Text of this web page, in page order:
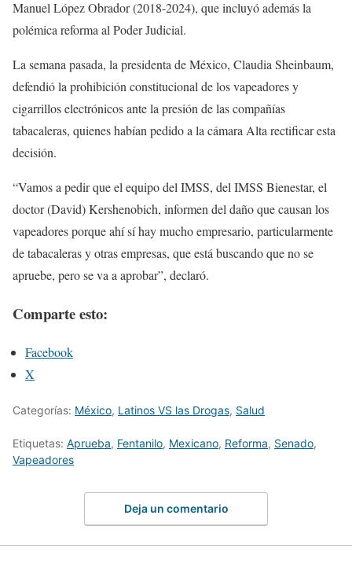
Manuel López Obrador (2018-2024), que incluyó además la
polémica reforma al Poder Judicial.
La semana pasada, la presidenta de México, Claudia Sheinbaum,
defendió la prohibición constitucional de los vapeadores y
cigarrillos electrónicos ante la presión de las compañías
tabacaleras, quienes habían pedido a la cámara Alta rectificar esta
decisión.
“Vamos a pedir que el equipo del IMSS, del IMSS Bienestar, el
doctor (David) Kershenobich, informen del daño que causan los
vapeadores porque ahí sí hay mucho empresario, particularmente
de tabacaleras y otras empresas, que está buscando que no se
apruebe, pero se va a aprobar”, declaró.
Comparte esto:
Facebook
X
Categorías: México, Latinos VS las Drogas, Salud
Etiquetas: Aprueba, Fentanilo, Mexicano, Reforma, Senado,
Vapeadores
Deja un comentario